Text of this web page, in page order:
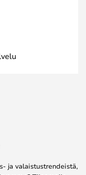
ja valaistustrendeistä,